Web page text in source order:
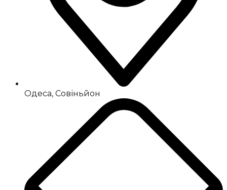
Одеса, Совіньйон